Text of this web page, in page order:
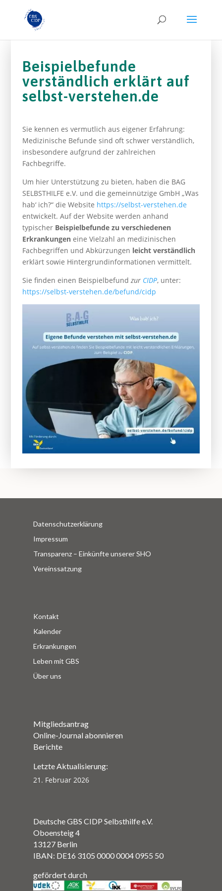
Beispielbefunde
verständlich erklärt auf
selbst-verstehen.de
Sie kennen es vermutlich aus eigener Erfahrung:
Medizinische Befunde sind oft schwer verständlich,
insbesondere aufgrund der zahlreichen
Fachbegriffe.
Um hier Unterstützung zu bieten, haben die BAG
SELBSTHILFE e.V. und die gemeinnützige GmbH „Was
hab‘ ich?“ die Website https://selbst-verstehen.de
entwickelt. Auf der Website werden anhand
typischer Beispielbefunde zu verschiedenen
Erkrankungeneine Vielzahl an medizinischen
Fachbegriffen und Abkürzungen leicht verständlich
erklärt sowie Hintergrundinformationen vermittelt.
Sie finden einen Beispielbefund zur CIDP, unter:
https://selbst-verstehen.de/befund/cidp
Datenschutzerklärung
Impressum
Transparenz – Einkünfte unserer SHO
Vereinssatzung
Kontakt
Kalender
Erkrankungen
Leben mit GBS
Über uns
Mitgliedsantrag
Online-Journal abonnieren
Berichte
Letzte Aktualisierung:
21. Februar 2026
Deutsche GBS CIDP Selbsthilfe e.V.
Oboensteig 4
13127 Berlin
IBAN: DE16 3105 0000 0004 0955 50
gefördert durch